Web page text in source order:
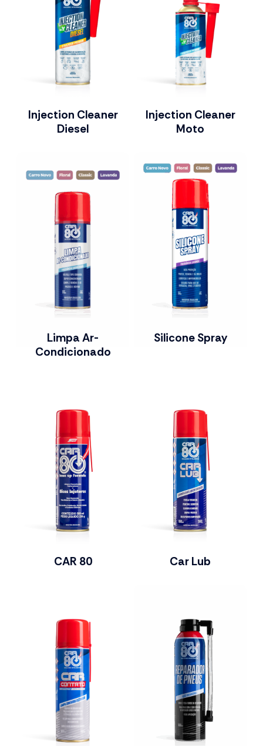
Injection Cleaner
Diesel
Injection Cleaner
Moto
Limpa Ar-
Condicionado
Silicone Spray
CAR 80 Car Lub